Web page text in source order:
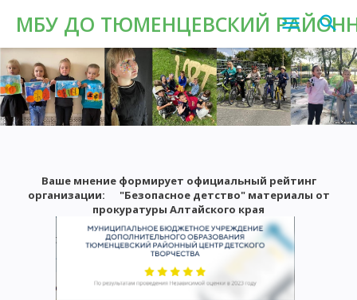
МБУ ДО ТЮМЕНЦЕВСКИЙ
Ваше мнение формирует официальный рейтинг
организации: "Безопасное детство" материалы от
прокуратуры Алтайского края